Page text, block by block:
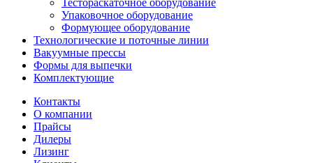
Упаковочное оборудование
Формующее оборудование
Технологические и поточные линии
Вакуумные прессы
Формы для выпечки
Комплектующие
Контакты
О компании
Прайсы
Дилеры
Лизинг